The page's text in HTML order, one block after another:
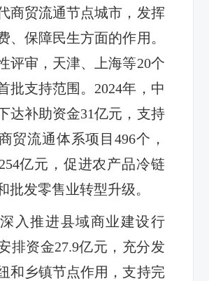
商贸流通节点城市，发挥
、保障民生方面的作用。
评审，天津、上海等20个
批支持范围。2024年，中
达补助资金31亿元，支持
贸流通体系项目496个，
亿元 ， 促进农产品冷链
批发零售业转型升级。
推进县域商业建设行
排资金27.9亿元，充分发
和乡镇节点作用，支持完